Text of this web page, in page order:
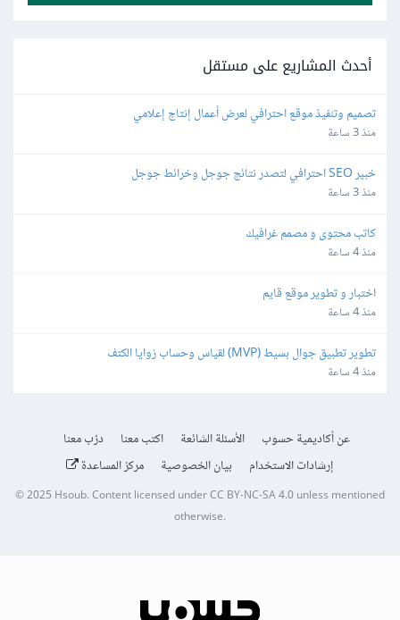
أحدث المشاريع على مستقل
تصميم وتنفيذ موقع احترافي لعرض أعمال إنتاج إعلامي
منذ 3 ساعة
خبير SEO احترافي لتصدر نتائج جوجل وخرائط جوجل
منذ 3 ساعة
كاتب محتوى و مصمم غرافيك
منذ 4 ساعة
اختبار و تطوير موقع قايم
منذ 4 ساعة
تطوير تطبيق جوال بسيط (MVP) لقياس وحساب زوايا الكتف
منذ 4 ساعة
عن أكاديمية حسوب الأسئلة الشائعة اكتب معنا
درّب معنا
إرشادات الاستخدام
بيان الخصوصية مركز المساعدة
© 2025 Hsoub.Content licensed underCC BY-NC-SA 4.0unless mentioned
otherwise.